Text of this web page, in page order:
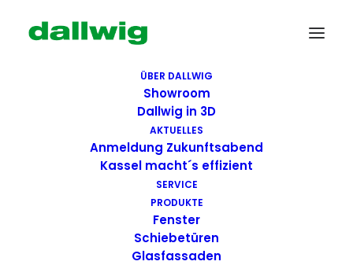
ÜBER DALLWIG
Showroom
Dallwig in 3D
AKTUELLES
Anmeldung Zukunftsabend
Kassel macht´s effizient
SERVICE
PRODUKTE
Fenster
Schiebetüren
Glasfassaden
Wir suchen Dich!